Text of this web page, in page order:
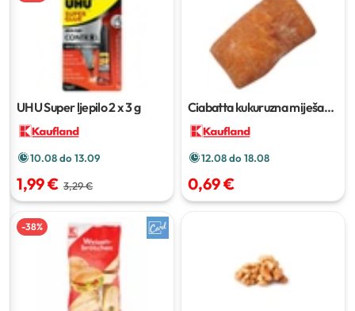
UHU Super ljepilo2 x 3 g
10.08 do 13.09
1,99 € 3,29 €
Ciabatta kukuruzna miješana
12.08 do 18.08
0,69 €
-38%